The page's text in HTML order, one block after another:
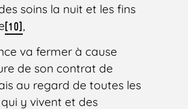
soins la nuit et les fins
[10],
va fermer à cause
de son contrat de
au regard de toutes les
y vivent et des